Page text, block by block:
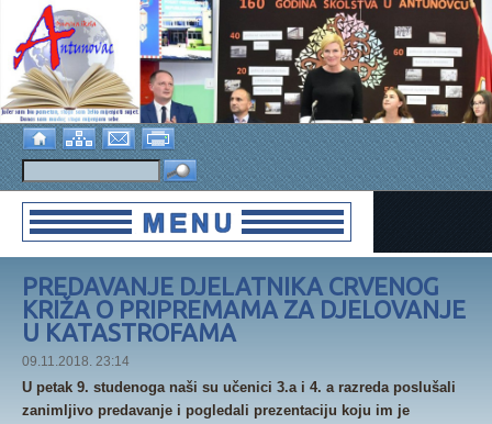
PREDAVANJE DJELATNIKA CRVENOG
KRIŽA O PRIPREMAMA ZA DJELOVANJE
U KATASTROFAMA
09.11.2018. 23:14
U petak 9. studenoga naši su učenici 3.a i 4. a razreda poslušali
zanimljivo predavanje i pogledali prezentaciju koju im je